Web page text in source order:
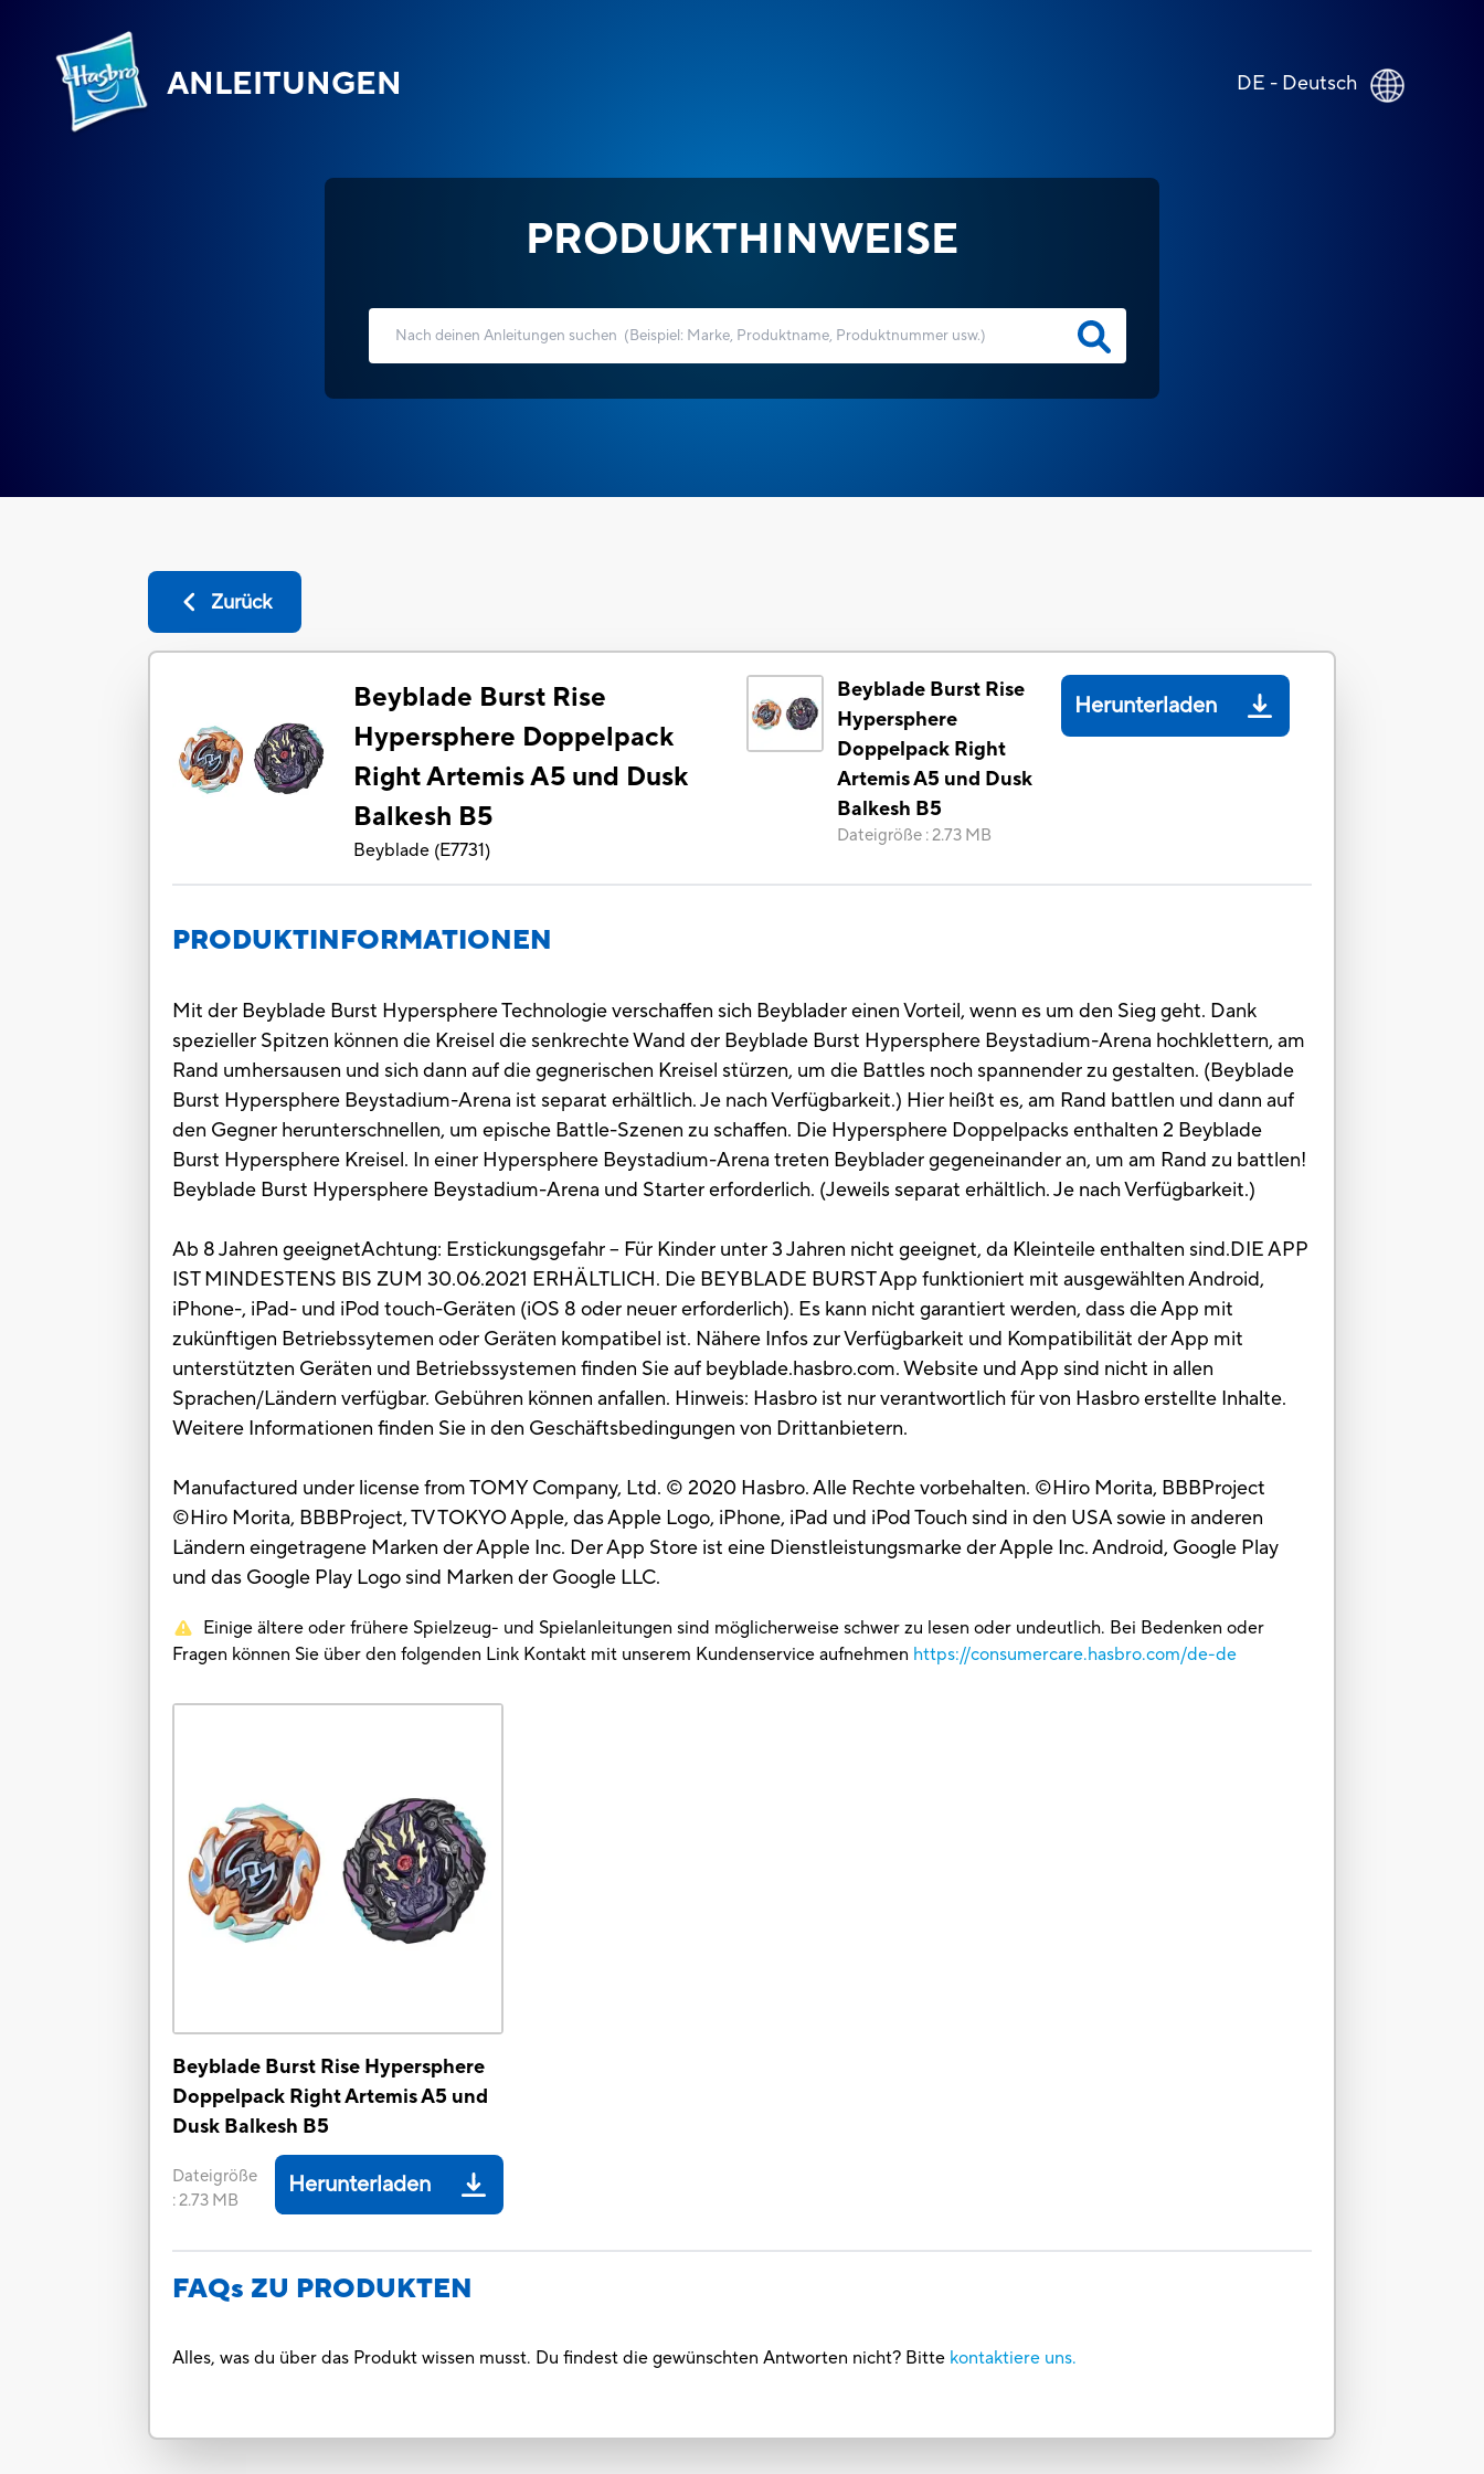
ANLEITUNGEN DE - Deutsch
PRODUKTHINWEISE
Zurück
Beyblade Burst Rise
Hypersphere Doppelpack
Right Artemis A5 und Dusk
Balkesh B5
Beyblade (E7731)
Beyblade Burst Rise
Hypersphere
Doppelpack Right
Artemis A5 und Dusk
Balkesh B5
Dateigröße :2.73 MB
Herunterladen
PRODUKTINFORMATIONEN
Mit der Beyblade Burst Hypersphere Technologie verschaffen sich Beyblader einen Vorteil, wenn es um den Sieg geht. Dank
spezieller Spitzen können die Kreisel die senkrechte Wand der Beyblade Burst Hypersphere Beystadium-Arena hochklettern, am
Rand umhersausen und sich dann auf die gegnerischen Kreisel stürzen, um die Battles noch spannender zu gestalten. (Beyblade
Burst Hypersphere Beystadium-Arena ist separat erhältlich. Je nach Verfügbarkeit.) Hier heißt es, am Rand battlen und dann auf
den Gegner herunterschnellen, um epische Battle-Szenen zu schaffen. Die Hypersphere Doppelpacks enthalten 2 Beyblade
Burst Hypersphere Kreisel. In einer Hypersphere Beystadium-Arena treten Beyblader gegeneinander an, um am Rand zu battlen!
Beyblade Burst Hypersphere Beystadium-Arena und Starter erforderlich. (Jeweils separat erhältlich. Je nach Verfügbarkeit.)
Ab 8 Jahren geeignetAchtung: Erstickungsgefahr – Für Kinder unter 3 Jahren nicht geeignet, da Kleinteile enthalten sind.DIE APP
IST MINDESTENS BIS ZUM 30.06.2021 ERHÄLTLICH. Die BEYBLADE BURST App funktioniert mit ausgewählten Android,
iPhone-, iPad- und iPod touch-Geräten (iOS 8 oder neuer erforderlich). Es kann nicht garantiert werden, dass die App mit
zukünftigen Betriebssytemen oder Geräten kompatibel ist. Nähere Infos zur Verfügbarkeit und Kompatibilität der App mit
unterstützten Geräten und Betriebssystemen finden Sie auf beyblade.hasbro.com. Website und App sind nicht in allen
Sprachen/Ländern verfügbar. Gebühren können anfallen. Hinweis: Hasbro ist nur verantwortlich für von Hasbro erstellte Inhalte.
Weitere Informationen finden Sie in den Geschäftsbedingungen von Drittanbietern.
Manufactured under license from TOMY Company, Ltd. © 2020 Hasbro. Alle Rechte vorbehalten. ©Hiro Morita, BBBProject
©Hiro Morita, BBBProject, TV TOKYO Apple, das Apple Logo, iPhone, iPad und iPod Touch sind in den USA sowie in anderen
Ländern eingetragene Marken der Apple Inc. Der App Store ist eine Dienstleistungsmarke der Apple Inc. Android, Google Play
und das Google Play Logo sind Marken der Google LLC.
Einige ältere oder frühere Spielzeug- und Spielanleitungen sind möglicherweise schwer zu lesen oder undeutlich. Bei Bedenken oder
Fragen können Sie über den folgenden Link Kontakt mit unserem Kundenservice aufnehmen https://consumercare.hasbro.com/de-de
Beyblade Burst Rise Hypersphere
Doppelpack Right Artemis A5 und
Dusk Balkesh B5
Dateigröße
:2.73 MB
Herunterladen
FAQs ZU PRODUKTEN
Alles, was du über das Produkt wissen musst. Du findest die gewünschten Antworten nicht? Bitte kontaktiere uns.